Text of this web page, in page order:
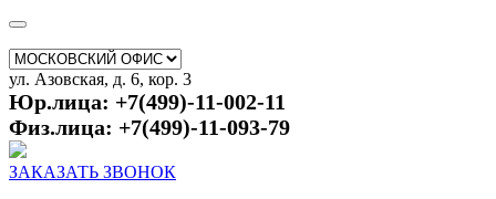
ул. Азовская, д. 6, кор. 3
Юр.лица: +7(499)-11-002-11
Физ.лица: +7(499)-11-093-79
ЗАКАЗАТЬ ЗВОНОК